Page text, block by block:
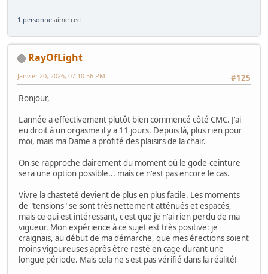
1 personne aime ceci.
RayOfLight
#125
Janvier 20, 2026, 07:10:56 PM
Bonjour,
L'année a effectivement plutôt bien commencé côté CMC. J'ai
eu droit à un orgasme il y a 11 jours. Depuis là, plus rien pour
moi, mais ma Dame a profité des plaisirs de la chair.
On se rapproche clairement du moment où le gode-ceinture
sera une option possible... mais ce n'est pas encore le cas.
Vivre la chasteté devient de plus en plus facile. Les moments
de "tensions" se sont très nettement atténués et espacés,
mais ce qui est intéressant, c'est que je n'ai rien perdu de ma
vigueur. Mon expérience à ce sujet est très positive: je
craignais, au début de ma démarche, que mes érections soient
moins vigoureuses après être resté en cage durant une
longue période. Mais cela ne s'est pas vérifié dans la réalité!